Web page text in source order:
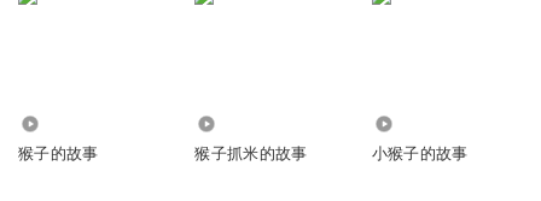
猴子的故事 猴子抓米的故事 小猴子的故事